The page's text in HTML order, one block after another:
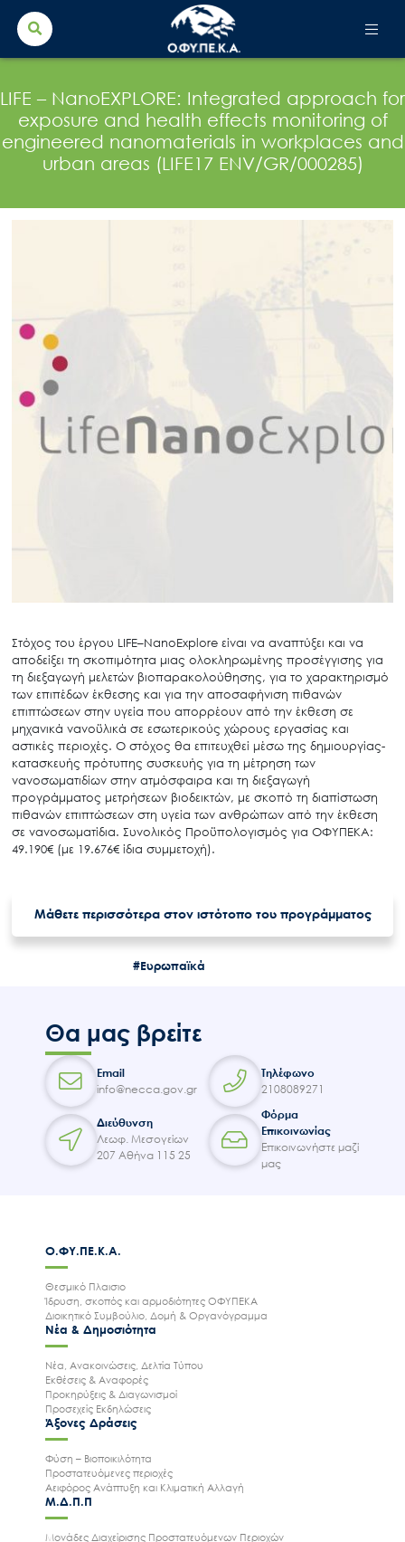
Search
for:
Search
for:
Ο.ΦΥ.ΠΕ.Κ.Α.
Νέα – Δημοσιότητα
Μ.Δ.Π.Π.
Έργα
Εισιτήρια
Επικοινωνία
LIFE – NanoEXPLORE: Integrated approach for
exposure and health effects monitoring of
engineered nanomaterials in workplaces and
urban areas (LIFE17 ENV/GR/000285)
Στόχος του έργου LIFE–NanoExploreείναι να αναπτύξει και να
αποδείξει τη σκοπιμότητα μιας ολοκληρωμένης προσέγγισης για
τη διεξαγωγή μελετών βιοπαρακολούθησης, για το χαρακτηρισμό
των επιπέδων έκθεσης και για την αποσαφήνιση πιθανών
επιπτώσεων στην υγεία που απορρέουν από την έκθεση σε
μηχανικά νανοϋλικά σε εσωτερικούς χώρους εργασίας και
αστικές περιοχές. Ο στόχος θα επιτευχθεί μέσω της δημιουργίας-
κατασκευής πρότυπης συσκευής για τη μέτρηση των
νανοσωματιδίων στην ατμόσφαιρα και τη διεξαγωγή
προγράμματος μετρήσεων βιοδεικτών, με σκοπό τη διαπίστωση
πιθανών επιπτώσεων στη υγεία των ανθρώπων από την έκθεση
σε νανοσωματίδια. Συνολικός Προϋπολογισμός για ΟΦΥΠΕΚΑ:
49.190€ (με 19.676€ ίδια συμμετοχή).
Μάθετε περισσότερα στον ιστότοπο του προγράμματος
#Ευρωπαϊκά
Θα μας βρείτε
Email
info@necca.gov.gr
Τηλέφωνο
2108089271
Διεύθυνση
Λεωφ. Μεσογείων
207 Αθήνα 115 25
Φόρμα
Επικοινωνίας
Επικοινωνήστε μαζί
μας
Ο.ΦΥ.ΠΕ.Κ.Α.
Θεσμικό Πλαισιο
Ίδρυση, σκοπός και αρμοδιότητες ΟΦΥΠΕΚΑ
Διοικητικό Συμβούλιο, Δομή & Οργανόγραμμα
Νέα & Δημοσιότητα
Νέα, Ανακοινώσεις, Δελτία Τύπου
Εκθέσεις & Αναφορές
Προκηρύξεις & Διαγωνισμοί
Προσεχείς Εκδηλώσεις
Άξονες Δράσεις
Φύση – Βιοποικιλότητα
Προστατευόμενες περιοχές
Αειφόρος Ανάπτυξη και Κλιματική Αλλαγή
Μ.Δ.Π.Π
Μονάδες Διαχείρισης Προστατευόμενων Περιοχών